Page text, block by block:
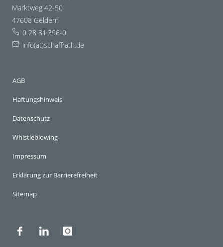
Marktweg 42-50
47608 Geldern
0 28 31.396-0
info(at)schaffrath.de
AGB
Haftungshinweis
Datenschutz
Whistleblowing
Impressum
Erklärung zur Barrierefreiheit
Sitemap